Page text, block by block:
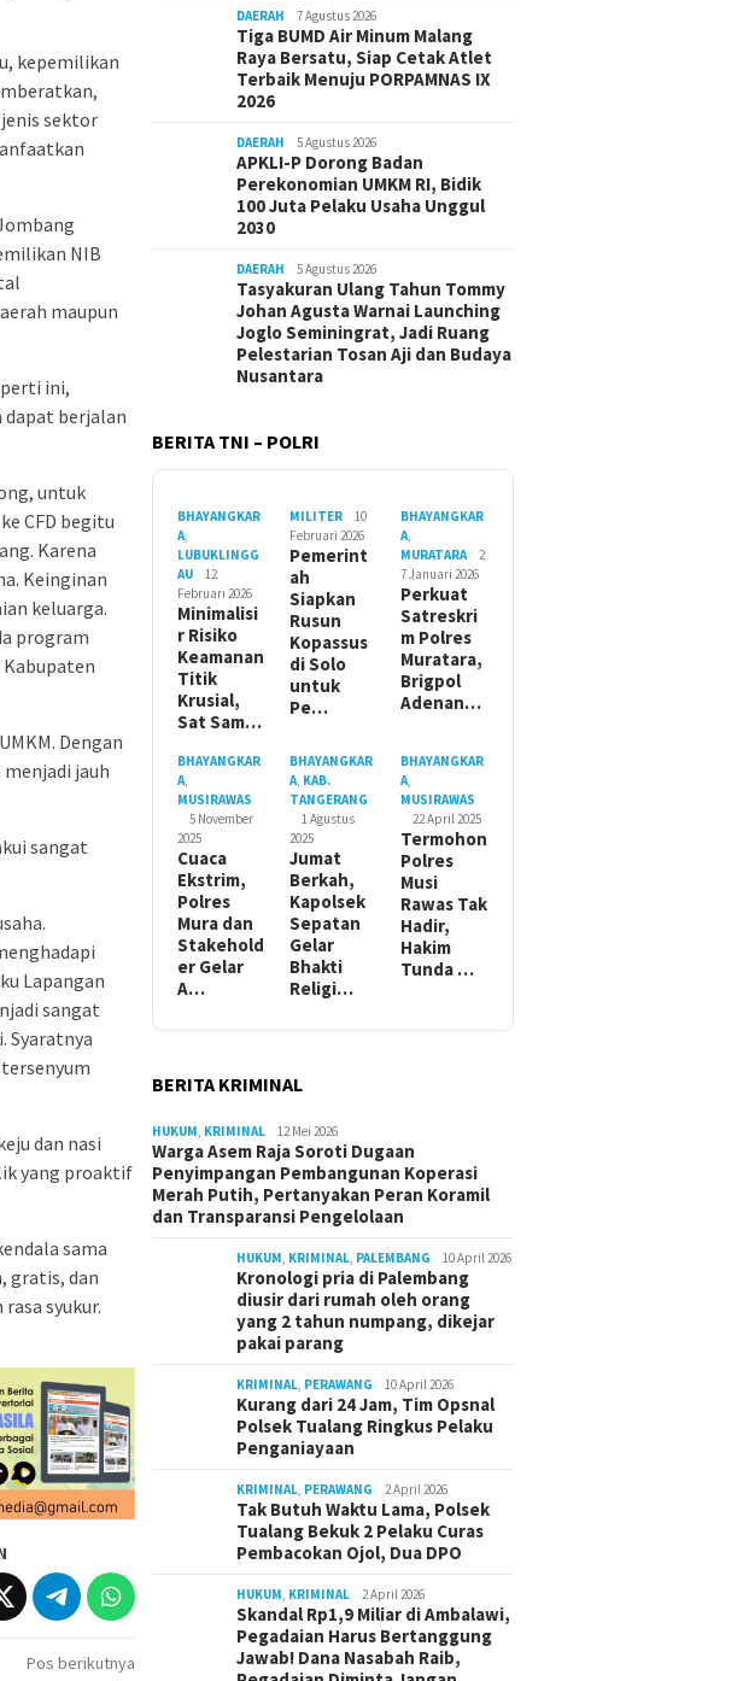
kepemilikan
sektor
NIB
maupun
ini,
dapat berjalan
untuk
CFD begitu
Karena
Keinginan
keluarga.
program
Kabupaten
Dengan
jauh
sangat
Lapangan
sangat
Syaratnya
dan nasi
yang proaktif
sama
gratis, dan
syukur.
Pos berikutnya
DAERAH 7 Agustus 2026
Tiga BUMD Air Minum Malang
Raya Bersatu, Siap Cetak Atlet
Terbaik Menuju PORPAMNAS IX
2026
DAERAH 5 Agustus 2026
APKLI-P Dorong Badan
Perekonomian UMKM RI, Bidik
100 Juta Pelaku Usaha Unggul
2030
DAERAH 5 Agustus 2026
Tasyakuran Ulang Tahun Tommy
Johan Agusta Warnai Launching
Joglo Seminingrat, Jadi Ruang
Pelestarian Tosan Aji dan Budaya
Nusantara
BERITA TNI – POLRI
BHAYANGKAR
A,
LUBUKLINGG
AU
12
Februari 2026
Minimalisi
r Risiko
Keamanan
Titik
Krusial,
Sat Sam…
MILITER
10
Februari 2026
Pemerint
ah
Siapkan
Rusun
Kopassus
di Solo
untuk
Pe…
BHAYANGKAR
A,
MURATARA
2
7 Januari 2026
Perkuat
Satreskri
m Polres
Muratara,
Brigpol
Adenan…
BHAYANGKAR
A,
MUSIRAWAS
5 November
2025
Cuaca
Ekstrim,
Polres
Mura dan
Stakehold
er Gelar
A…
BHAYANGKAR
A, KAB.
TANGERANG
1 Agustus
2025
Jumat
Berkah,
Kapolsek
Sepatan
Gelar
Bhakti
Religi…
BHAYANGKAR
A,
MUSIRAWAS
22 April 2025
Termohon
Polres
Musi
Rawas Tak
Hadir,
Hakim
Tunda …
BERITA KRIMINAL
HUKUM, KRIMINAL 12 Mei 2026
Warga Asem Raja Soroti Dugaan
Penyimpangan Pembangunan Koperasi
Merah Putih, Pertanyakan Peran Koramil
dan Transparansi Pengelolaan
HUKUM, KRIMINAL, PALEMBANG 10 April 2026
Kronologi pria di Palembang
diusir dari rumah oleh orang
yang 2 tahun numpang, dikejar
pakai parang
KRIMINAL, PERAWANG 10 April 2026
Kurang dari 24 Jam, Tim Opsnal
Polsek Tualang Ringkus Pelaku
Penganiayaan
KRIMINAL, PERAWANG 2 April 2026
Tak Butuh Waktu Lama, Polsek
Tualang Bekuk 2 Pelaku Curas
Pembacokan Ojol, Dua DPO
HUKUM, KRIMINAL 2 April 2026
Skandal Rp1,9 Miliar di Ambalawi,
Pegadaian Harus Bertanggung
Jawab! Dana Nasabah Raib,